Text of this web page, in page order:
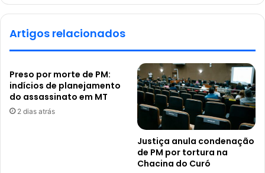
Artigos relacionados
Preso por morte de PM:
indícios de planejamento
do assassinato em MT
2 dias atrás
Justiça anula condenação
de PM por tortura na
Chacina do Curó